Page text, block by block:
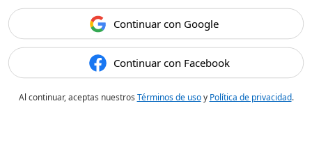
Continuar con Google
Continuar con Facebook
Al continuar, aceptas nuestros Términos de usoy Política de privacidad.